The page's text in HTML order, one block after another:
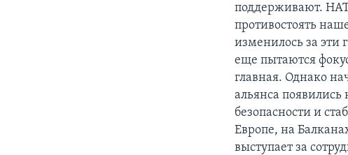
поддерживают.
противостоять
изменилось за
еще пытаются
главная. Однако
альянса
безопасности и
Европе, на
выступает за